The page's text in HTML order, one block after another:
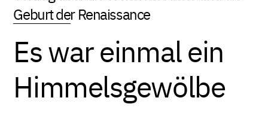
Geburt der Renaissance
Es war einmal ein
Himmelsgewölbe